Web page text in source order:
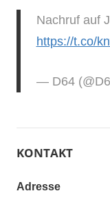
Nachruf auf
https://t.co/
— D64
KONTAKT
Adresse